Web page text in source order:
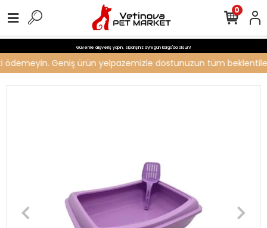
Güvenle alışveriş yapın, siparişiniz aynı gün kargo'da olsun!
Geniş ürün yelpazemizle dostunuzun tüm
0